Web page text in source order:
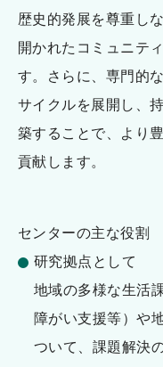
歴史的発展を尊重し
開かれたコミュニテ
す。さらに、専門的
サイクルを展開し、
築することで、より
貢献します。
センターの主な役割
研究拠点として
地域の多様な生活
障がい支援等）や
ついて、課題解決